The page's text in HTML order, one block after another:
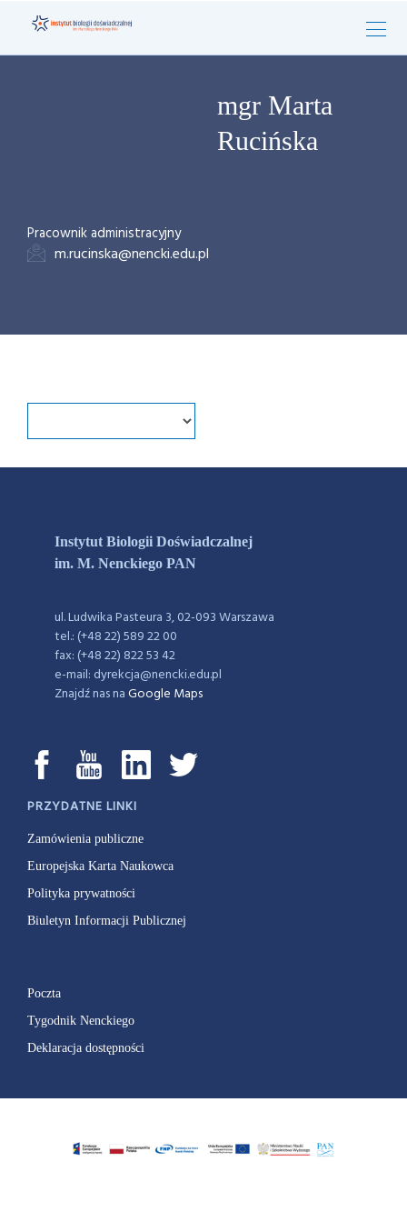
mgr Marta
Rucińska
Pracownik administracyjny
m.rucinska@nencki.edu.pl
Instytut Biologii Doświadczalnej
im. M. Nenckiego PAN
ul. Ludwika Pasteura 3, 02-093 Warszawa
tel.: (+48 22) 589 22 00
fax: (+48 22) 822 53 42
e-mail: dyrekcja@nencki.edu.pl
Znajdź nas naGoogle Maps
PRZYDATNE LINKI
Zamówienia publiczne
Europejska Karta Naukowca
Polityka prywatności
Biuletyn Informacji Publicznej
Poczta
Tygodnik Nenckiego
Deklaracja dostępności